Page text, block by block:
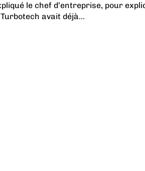
le chef d’entreprise, pour
avait déjà...